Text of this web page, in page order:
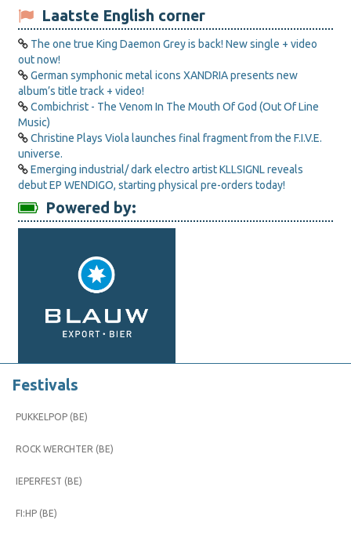
Laatste English corner
The one true King Daemon Grey is back! New single + video
out now!
German symphonic metal icons XANDRIA presents new
album’s title track + video!
Combichrist - The Venom In The Mouth Of God (Out Of Line
Music)
Christine Plays Viola launches final fragment from the F.I.V.E.
universe.
Emerging industrial/ dark electro artist KLLSIGNL reveals
debut EP WENDIGO, starting physical pre-orders today!
Powered by:
Festivals
PUKKELPOP (BE)
ROCK WERCHTER (BE)
IEPERFEST (BE)
FI:HP (BE)